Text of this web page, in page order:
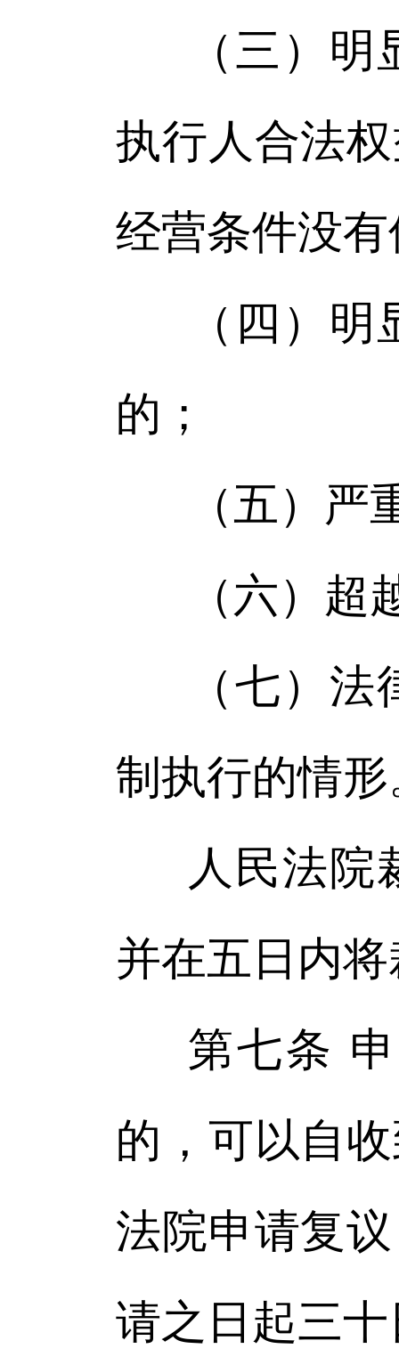
（三）
执行人合法
经营条件没
（四）
的；
（五）
（六）超
（七）
制执行的情形
人民法院
并在五日内
第七条
的，可以自
法院申请复
请之日起三